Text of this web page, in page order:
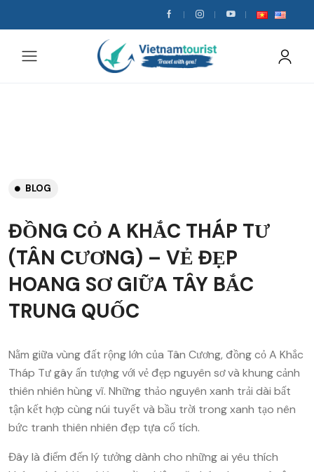
BLOG
ĐỒNG CỎ A KHẮC THÁP TƯ
(TÂN CƯƠNG) – VẺ ĐẸP
HOANG SƠ GIỮA TÂY BẮC
TRUNG QUỐC
Nằm giữa vùng đất rộng lớn của Tân Cương, đồng cỏ A Khắc
Tháp Tư gây ấn tượng với vẻ đẹp nguyên sơ và khung cảnh
thiên nhiên hùng vĩ. Những thảo nguyên xanh trải dài bất
tận kết hợp cùng núi tuyết và bầu trời trong xanh tạo nên
bức tranh thiên nhiên đẹp tựa cổ tích.
Đây là điểm đến lý tưởng dành cho những ai yêu thích